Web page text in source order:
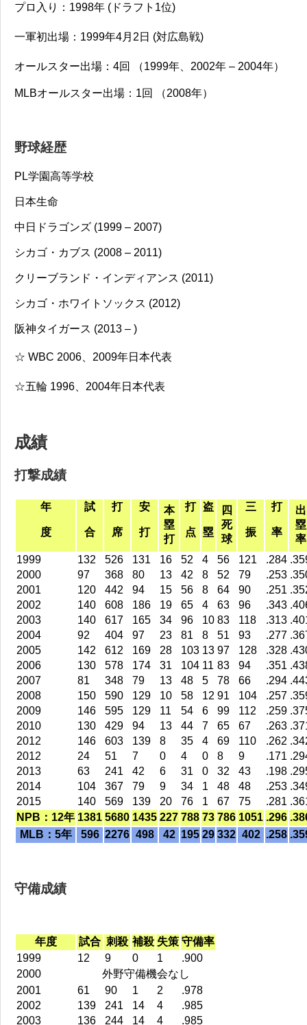
プロ入り：1998年 (ドラフト1位)
一軍初出場：1999年4月2日 (対広島戦)
オールスター出場： 4回 （1999年、2002年 – 2004年）
MLBオールスター出場：1回 （2008年）
野球経歴
PL学園高等学校
日本生命
中日ドラゴンズ (1999 – 2007)
シカゴ・カブス (2008 – 2011)
クリーブランド・インディアンス (2011)
シカゴ・ホワイトソックス (2012)
阪神タイガース (2013 – )
☆ WBC 2006、2009年日本代表
☆五輪 1996、2004年日本代表
成績
打撃成績
年
度
試
合
打
席
安
打
本
塁
打
打
点
盗
塁
四
死
球
三
振
打
率
出
塁
率
1999
132 526 131 16 52 4 56 121 .284
2000
97 368 80 13 42 8 52 79 .253
2001
120 442 94 15 56 8 64 90 .251
2002
140 608 186 19 65 4 63 96 .343
2003
140 617 165 34 96 10 83 118 .313
2004
92 404 97 23 81 8 51 93 .277
2005
142 612 169 28 103 13 97 128 .328
2006
130 578 174 31 104 11 83 94 .351
2007
81 348 79 13 48 5 78 66 .294
2008
150 590 129 10 58 12 91 104 .257
2009
146 595 129 11 54 6 99 112 .259
2010
130 429 94 13 44 7 65 67 .263
2012
146 603 139 8 35 4 69 110 .262
2012
24 51 7 0 4 0 8 9 .171
2013
63 241 42 6 31 0 32 43 .198
2014
104 367 79 9 34 1 48 48 .253
2015
140 569 139 20 76 1 67 75 .281
NPB：12年 1381 5680 1435 227 788 73 786 1051 .296
MLB：5年
596 2276 498 42 195 29 332 402 .258
守備成績
年度 試合 刺殺 補殺 失策 守備率
1999
12 9 0 1
.900
2000
外野守備機会なし
2001
61 90 1 2
.978
2002
139 241 14 4
.985
2003
136 244 14 4 .985